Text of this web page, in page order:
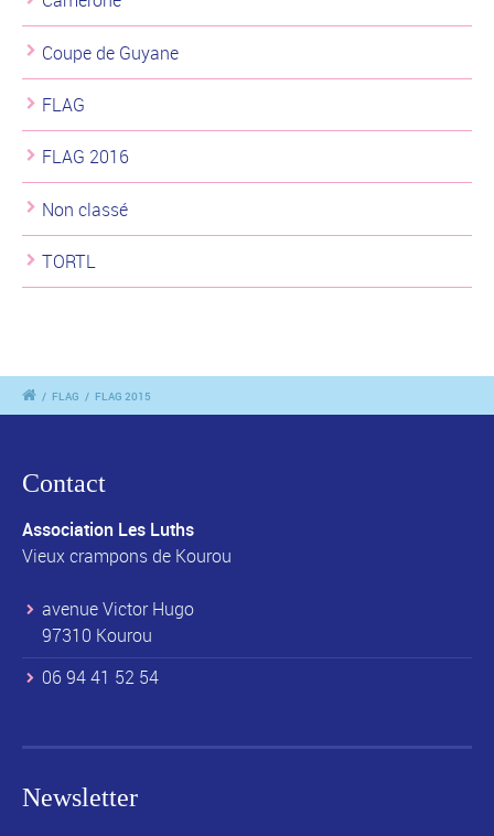
Coupe de Guyane
FLAG
FLAG 2016
Non classé
TORTL
/ FLAG / FLAG 2015
Contact
Association Les Luths
Vieux crampons de Kourou
avenue Victor Hugo
97310 Kourou
06 94 41 52 54
Newsletter